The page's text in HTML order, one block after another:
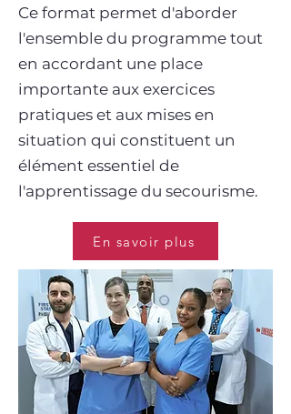
Ce format permet d'aborder
l'ensemble du programme tout
en accordant une place
importante aux exercices
pratiques et aux mises en
situation qui constituent un
élément essentiel de
l'apprentissage du secourisme.
En savoir plus